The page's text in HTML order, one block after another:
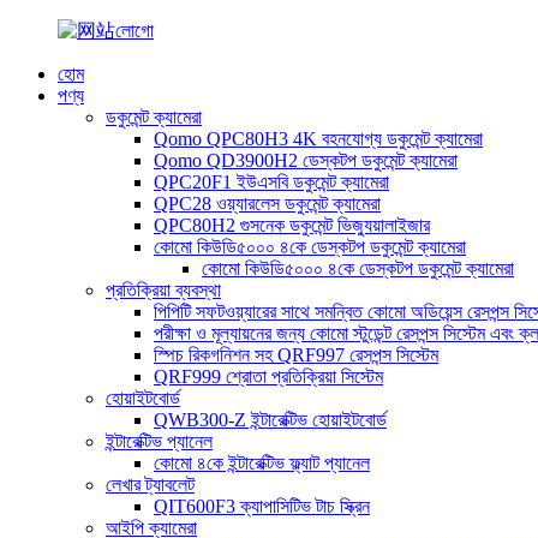
হোম
পণ্য
ডকুমেন্ট ক্যামেরা
Qomo QPC80H3 4K বহনযোগ্য ডকুমেন্ট ক্যামেরা
Qomo QD3900H2 ডেস্কটপ ডকুমেন্ট ক্যামেরা
QPC20F1 ইউএসবি ডকুমেন্ট ক্যামেরা
QPC28 ওয়্যারলেস ডকুমেন্ট ক্যামেরা
QPC80H2 গুসনেক ডকুমেন্ট ভিজ্যুয়ালাইজার
কোমো কিউডি৫০০০ ৪কে ডেস্কটপ ডকুমেন্ট ক্যামেরা
কোমো কিউডি৫০০০ ৪কে ডেস্কটপ ডকুমেন্ট ক্যামেরা
প্রতিক্রিয়া ব্যবস্থা
পিপিটি সফটওয়্যারের সাথে সমন্বিত কোমো অডিয়েন্স রেসপন্স
পরীক্ষা ও মূল্যায়নের জন্য কোমো স্টুডেন্ট রেসপন্স সিস্টেম এবং
স্পিচ রিকগনিশন সহ QRF997 রেসপন্স সিস্টেম
QRF999 শ্রোতা প্রতিক্রিয়া সিস্টেম
হোয়াইটবোর্ড
QWB300-Z ইন্টারেক্টিভ হোয়াইটবোর্ড
ইন্টারেক্টিভ প্যানেল
কোমো ৪কে ইন্টারেক্টিভ ফ্ল্যাট প্যানেল
লেখার ট্যাবলেট
QIT600F3 ক্যাপাসিটিভ টাচ স্ক্রিন
আইপি ক্যামেরা